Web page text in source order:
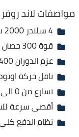
مواصفات لاند روفر
4 سلندر 2000 سي سي تيربو
قوة 300 حصان
عزم الدوران 400 نيوتن.متر
ناقل حركة
تسارع من 0 الى 100 كم في 8.1 ثانية
أقصى سرعة للسيارة 191 كم / ساعة
نظام الدفع